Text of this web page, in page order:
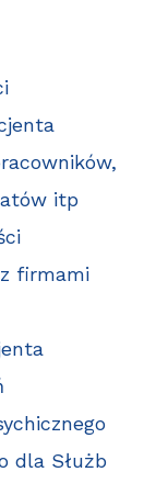
itp
firmami
dla Służb